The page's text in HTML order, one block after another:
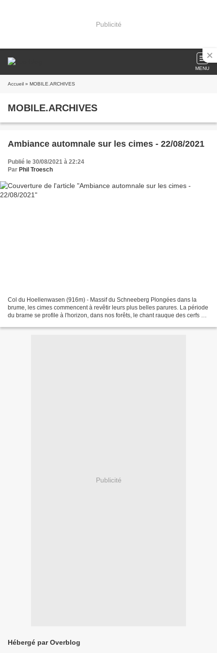
Publicité
MENU
Accueil » MOBILE.ARCHIVES
MOBILE.ARCHIVES
Ambiance automnale sur les cimes - 22/08/2021
Publié le 30/08/2021 à 22:24
Par Phil Troesch
Col du Hoellenwasen (916m) - Massif du Schneeberg Plongées dans la
brume, les cimes commencent à revêtir leurs plus belles parures. La période
du brame se profile à l'horizon, dans nos forêts, le chant rauque des cerfs est
Publicité
Hébergé par Overblog